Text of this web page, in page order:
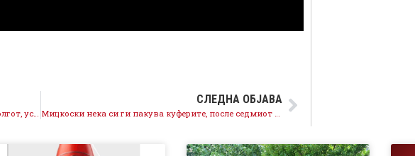
СЛЕДНА ОБЈАВА